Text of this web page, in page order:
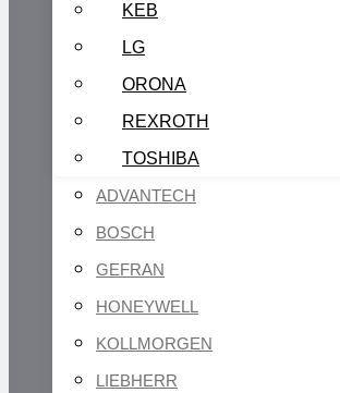
KEB
LG
ORONA
REXROTH
TOSHIBA
ADVANTECH
BOSCH
GEFRAN
HONEYWELL
KOLLMORGEN
LIEBHERR